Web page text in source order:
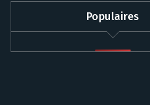
Populaires